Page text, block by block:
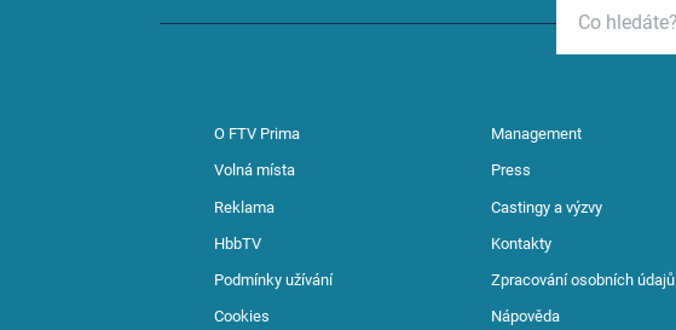
O FTV Prima Management
Volná místa Press
Reklama Castingy a výzvy
HbbTV Kontakty
Podmínky užívání Zpracování osobních údajů
Cookies Nápověda